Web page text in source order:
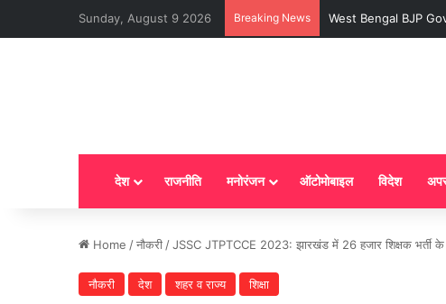
Sunday, August 9 2026 Breaking News LPG New Rules : आज
देश राजनीति मनोरंजन ऑटोमोबाइल विदेश
Home /नौकरी /JSSC JTPTCCE 2023: झारखंड में 26 हजार शिक्षक भर्ती के
नौकरी देश शहर व राज्य शिक्षा